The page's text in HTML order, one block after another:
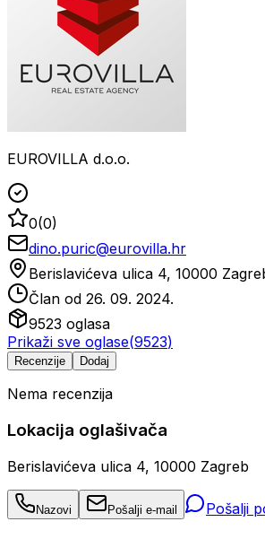
EUROVILLA d.o.o.
0(0)
dino.puric@eurovilla.hr
Berislavićeva ulica 4, 10000
Član od 26. 09. 2024.
9523 oglasa
Prikaži sve oglase(9523)
Recenzije Dodaj
Nema recenzija
Lokacija oglašivača
Berislavićeva ulica 4, 10000 Zagreb
Nazovi Pošalji e-mail Pošalji